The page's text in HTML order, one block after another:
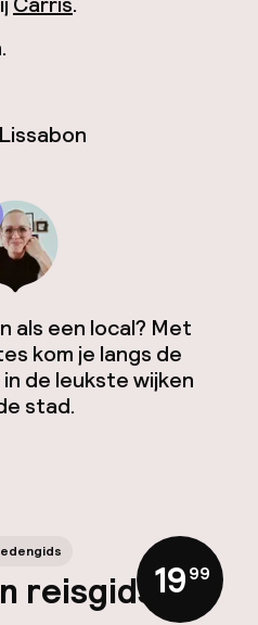
als een local? Met
kom je langs de
de leukste wijken
stad.
reisgids 19,99